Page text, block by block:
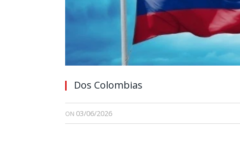
Dos Colombias
ON 03/06/2026